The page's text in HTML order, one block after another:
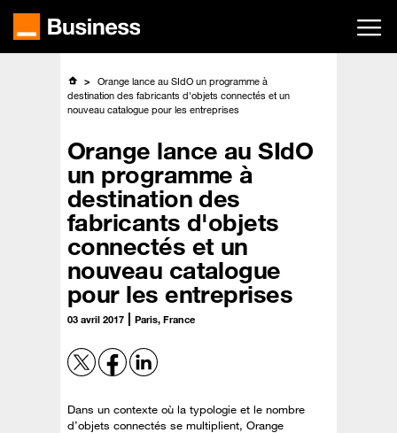
contenu
Orange lance au SIdO un programme à
destination des fabricants d'objets connectés et un
nouveau catalogue pour les entreprises
Orange lance au SIdO
un programme à
destination des
fabricants d'objets
connectés et un
nouveau catalogue
pour les entreprises
03 avril 2017 Paris, France
Dans un contexte où la typologie et le nombre
d’objets connectés se multiplient, Orange